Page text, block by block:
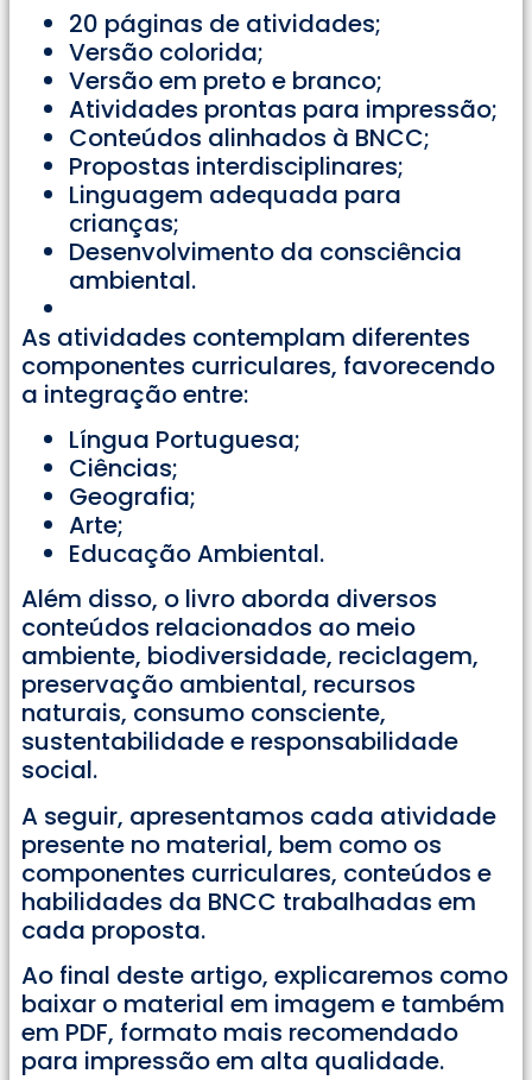
20 páginas de atividades;
Versão colorida;
Versão em preto e branco;
Atividades prontas para impressão;
Conteúdos alinhados à BNCC;
Propostas interdisciplinares;
Linguagem adequada para
crianças;
Desenvolvimento da consciência
ambiental.
As atividades contemplam diferentes
componentes curriculares, favorecendo
a integração entre:
Língua Portuguesa;
Ciências;
Geografia;
Arte;
Educação Ambiental.
Além disso, o livro aborda diversos
conteúdos relacionados ao meio
ambiente, biodiversidade, reciclagem,
preservação ambiental, recursos
naturais, consumo consciente,
sustentabilidade e responsabilidade
social.
A seguir, apresentamos cada atividade
presente no material, bem como os
componentes curriculares, conteúdos e
habilidades da BNCC trabalhadas em
cada proposta.
Ao final deste artigo, explicaremos como
baixar o material em imagem e também
em PDF, formato mais recomendado
para impressão em alta qualidade.